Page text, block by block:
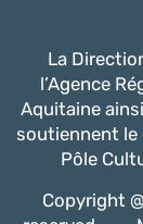
La
l’Agence
Aquitaine
soutiennent le
Pôle
Copyright